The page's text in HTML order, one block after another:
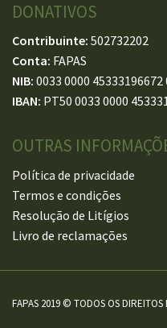
DONATIVOS
Contribuinte: 502732202
Conta: FAPAS
NIB: 0033 0000 45333196672
IBAN: PT50 0033 0000
OUTRAS
Política de privacidade
Termos e condições
Resolução de Litígios
Livro de reclamações
FAPAS 2019 © TODOS OS DIREITOS